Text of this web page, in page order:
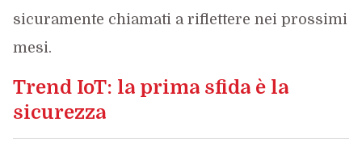
sicuramente chiamati a riflettere nei prossimi
mesi.
Trend IoT: la prima sfida è la
sicurezza